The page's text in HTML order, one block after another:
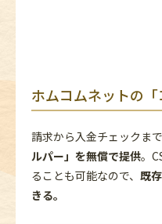
ホムコムネットの「
請求から入金チェックま
ルパー」を無償で提供。
ることも可能なので、 既
きる。